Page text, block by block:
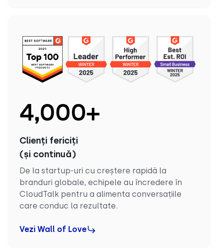
4,000+
Clienți fericiți
(și continuă)
De la startup-uri cu creștere rapidă la
branduri globale, echipele au încredere în
CloudTalk pentru a alimenta conversațiile
care conduc la rezultate.
Vezi Wall of Love